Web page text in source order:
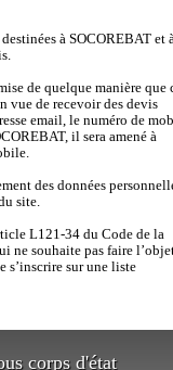
à SOCOREBAT et
de quelque manière que
vue de recevoir des devis
email, le numéro de
il sera amené à
des données
site.
L121-34 du Code de la
ne souhaite pas faire
s’inscrire sur une liste
corps d'état